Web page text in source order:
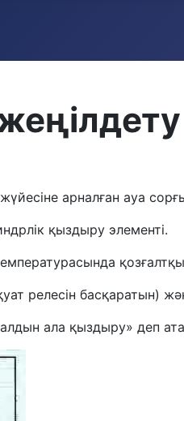
арналған ауа
қыздыру элементі.
релесін басқаратын)
ала қыздыру» деп